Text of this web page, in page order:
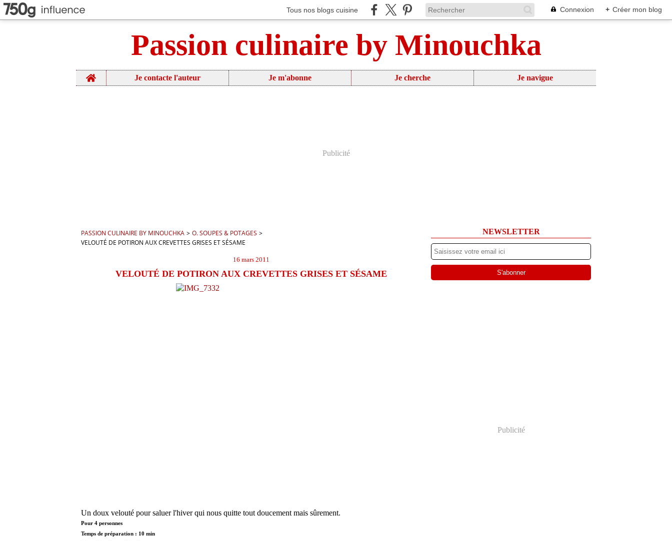
Tous nos blogs cuisine Connexion + Créer mon blog
Passion culinaire by Minouchka
Home Je contacte l'auteur Je m'abonne Je cherche Je navigue
Publicité
PASSION CULINAIRE BY MINOUCHKA > O. SOUPES & POTAGES >
VELOUTÉ DE POTIRON AUX CREVETTES GRISES ET SÉSAME
16 mars 2011
VELOUTÉ DE POTIRON AUX CREVETTES GRISES ET SÉSAME
Un doux velouté pour saluer l'hiver qui nous quitte tout doucement mais sûrement.
Pour 4 personnes
Temps de préparation : 10 min
NEWSLETTER
Publicité